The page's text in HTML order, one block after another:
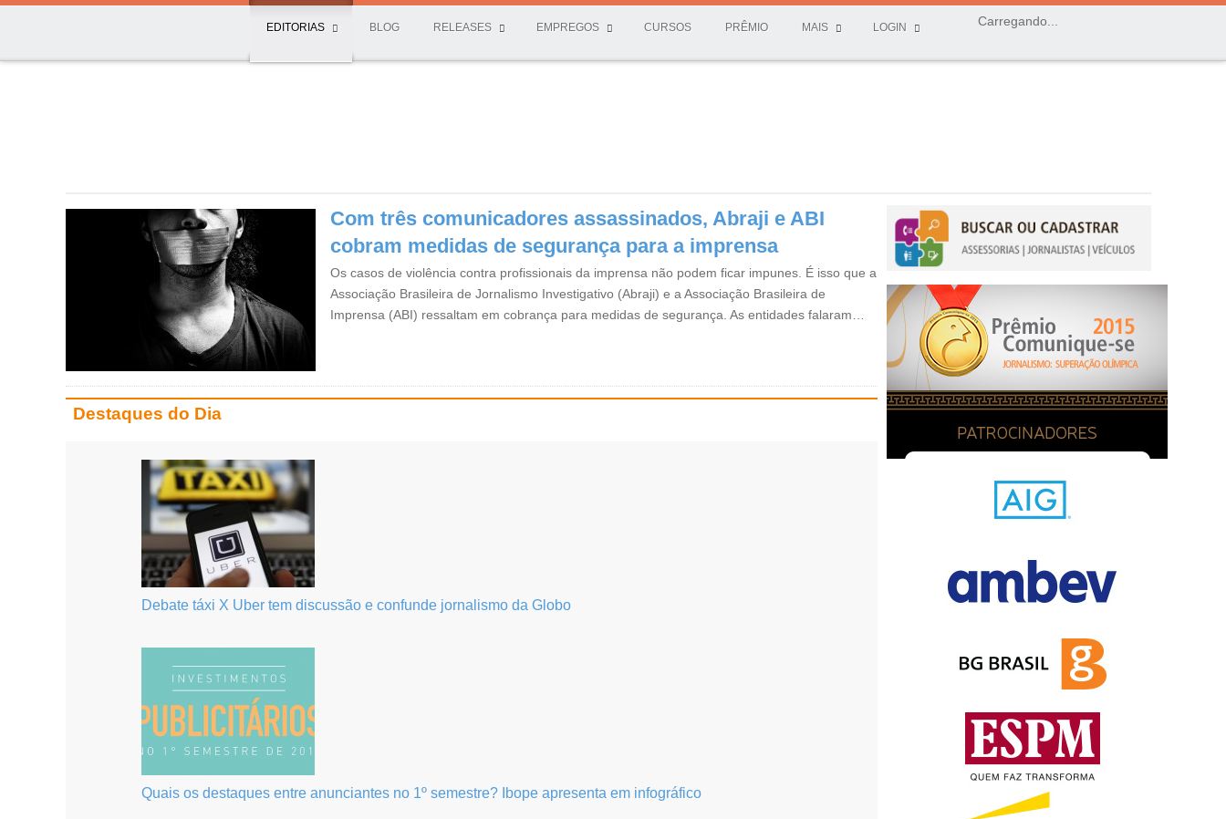
EDITORIAS BLOG RELEASES EMPREGOS CURSOS PRÊMIO MAIS LOGIN Carregando...
Com três comunicadores assassinados, Abraji e ABI
cobram medidas de segurança para a imprensa
Os casos de violência contra profissionais da imprensa não podem ficar impunes. É isso que a
Associação Brasileira de Jornalismo Investigativo (Abraji) e a Associação Brasileira de
Imprensa (ABI) ressaltam em cobrança para medidas de segurança. As entidades falaram…
Destaques do Dia
Debate táxi X Uber tem discussão e confunde jornalismo da Globo
Quais os destaques entre anunciantes no 1º semestre? Ibope apresenta em infográfico